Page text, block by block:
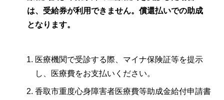
は、受給券が利用できません。償還払いでの助成
となります。
医療機関で受診する際、マイナ保険証等を提示
し、医療費をお支払いください。
香取市重度心身障害者医療費等助成金給付申請書